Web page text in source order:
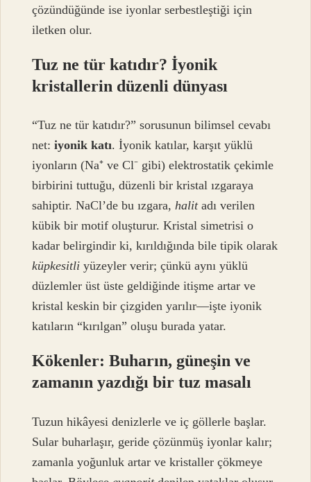
çözündüğünde ise iyonlar serbestleştiği için
iletken olur.
Tuz ne tür katıdır? İyonik
kristallerin düzenli dünyası
“Tuz ne tür katıdır?” sorusunun bilimsel cevabı
net:iyonik katı. İyonik katılar, karşıt yüklü
iyonların (Na⁺ ve Cl⁻ gibi) elektrostatik çekimle
birbirini tuttuğu, düzenli bir kristal ızgaraya
sahiptir. NaCl’de bu ızgara,halitadı verilen
kübik bir motif oluşturur. Kristal simetrisi o
kadar belirgindir ki, kırıldığında bile tipik olarak
küpkesitli yüzeyler verir; çünkü aynı yüklü
düzlemler üst üste geldiğinde itişme artar ve
kristal keskin bir çizgiden yarılır—işte iyonik
katıların “kırılgan” oluşu burada yatar.
Kökenler: Buharın, güneşin ve
zamanın yazdığı bir tuz masalı
Tuzun hikâyesi denizlerle ve iç göllerle başlar.
Sular buharlaşır, geride çözünmüş iyonlar kalır;
zamanla yoğunluk artar ve kristaller çökmeye